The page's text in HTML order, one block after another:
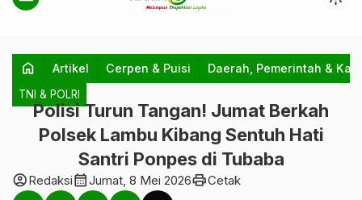
home Artikel Cerpen & Puisi Daerah, Pemerintah &
TNI & POLRI
Polisi Turun Tangan! Jumat Berkah
Polsek Lambu Kibang Sentuh Hati
Santri Ponpes di Tubaba
account_circleRedaksicalendar_monthJumat, 8 Mei 2026printCetak